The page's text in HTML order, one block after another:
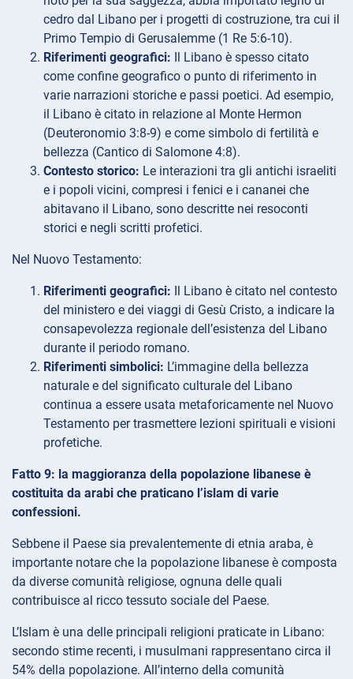
cedro dal Libano per i progetti di costruzione, tra cui il
Primo Tempio di Gerusalemme (1 Re 5:6-10).
Riferimenti geografici: Il Libano è spesso citato
come confine geografico o punto di riferimento in
varie narrazioni storiche e passi poetici. Ad esempio,
il Libano è citato in relazione al Monte Hermon
(Deuteronomio 3:8-9) e come simbolo di fertilità e
bellezza (Cantico di Salomone 4:8).
Contesto storico: Le interazioni tra gli antichi israeliti
e i popoli vicini, compresi i fenici e i cananei che
abitavano il Libano, sono descritte nei resoconti
storici e negli scritti profetici.
Nel Nuovo Testamento:
Riferimenti geografici: Il Libano è citato nel contesto
del ministero e dei viaggi di Gesù Cristo, a indicare la
consapevolezza regionale dell’esistenza del Libano
durante il periodo romano.
Riferimenti simbolici: L’immagine della bellezza
naturale e del significato culturale del Libano
continua a essere usata metaforicamente nel Nuovo
Testamento per trasmettere lezioni spirituali e visioni
profetiche.
Fatto 9: la maggioranza della popolazione libanese è
costituita da arabi che praticano l’islam di varie
confessioni.
Sebbene il Paese sia prevalentemente di etnia araba, è
importante notare che la popolazione libanese è composta
da diverse comunità religiose, ognuna delle quali
contribuisce al ricco tessuto sociale del Paese.
L’Islam è una delle principali religioni praticate in Libano:
secondo stime recenti, i musulmani rappresentano circa il
54% della popolazione. All’interno della comunità